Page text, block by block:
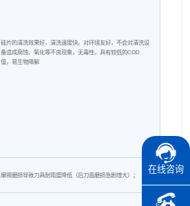
在线咨询
硅片的清洗效果好，清洗速度快。对环境友好，不会对清洗设
备造成腐蚀、氧化等不良现象，无毒性，具有较低的COD
值，易生物降解
摩擦磨损导致刀具耐用度降低（后刀面磨损急剧增大）；